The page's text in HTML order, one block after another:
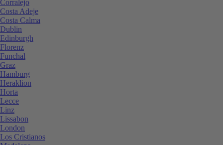
Corralejo
Costa Adeje
Costa Calma
Dublin
Edinburgh
Florenz
Funchal
Graz
Hamburg
Heraklion
Horta
Lecce
Linz
Lissabon
London
Los Cristianos